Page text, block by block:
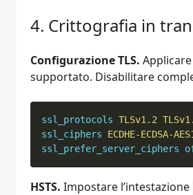
Crittografia in
Configurazione TLS.
supportato. Disabilitare
ssl_protocols TLSv1.2
ssl_ciphers
ECDHE-ECDSA-
ssl_prefer_server_ciphers
HSTS. Impostare l’intestazione